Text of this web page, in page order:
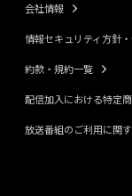
会社情報
情報セキュリティ方針
約款・規約一覧
配信加入における特定
放送番組のご利用に関